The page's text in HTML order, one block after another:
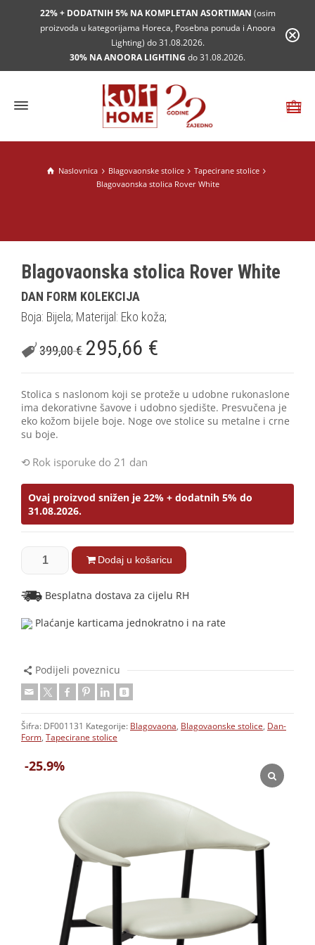
22% + DODATNIH 5% NA KOMPLETAN ASORTIMAN (osim
proizvoda u kategorijama Horeca, Posebna ponuda i Anoora
Lighting) do 31.08.2026.
30% NA ANOORA LIGHTING do 31.08.2026.
Naslovnica Blagovaonske stolice
Tapecirane stolice
Blagovaonska stolica Rover White
-25.9%
Blagovaonska stolica Rover White
DAN FORM KOLEKCIJA
Boja: Bijela; Materijal: Eko koža;
399,00€ 295,66 €
Stolica s naslonom koji se proteže u udobne rukonaslone
ima dekorativne šavove i udobno sjedište. Presvučena je
eko kožom bijele boje. Noge ove stolice su metalne i crne
su boje.
Rok isporuke do 21 dan
Ovaj proizvod snižen je 22% + dodatnih 5% do
31.08.2026.
Dodaj u košaricu
Besplatna dostava za cijelu RH
Plaćanje karticama jednokratno i na rate
Podijeli poveznicu
Šifra: DF001131 Kategorije: Blagovaona, Blagovaonske stolice, Dan-
Form, Tapecirane stolice